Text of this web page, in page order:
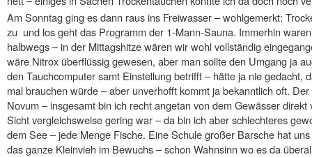
Am Sonntag ging es dann raus ins Freiwasser – wohlgemerkt:
zu und los geht das Programm der 1-Mann-Sauna. Immerhin
halbwegs – in der Mittagshitze wären wir wohl vollständig
wäre Nitrox überflüssig gewesen, aber man sollte den Umgang ja
den Tauchcomputer samt Einstellung betrifft – hätte ja nie gedacht,
mal brauchen würde – aber unverhofft kommt ja bekanntlich oft.
Novum – insgesamt bin ich recht angetan von dem Gewässer
Sicht vergleichsweise gering war – da bin ich aber schlechteres
dem See – jede Menge Fische. Eine Schule großer Barsche hat
das ganze Kleinvieh im Bewuchs – schon Wahnsinn wo es da